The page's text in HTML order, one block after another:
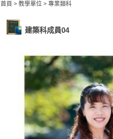
首頁 > 教學單位 > 專業類科
建築科成員04